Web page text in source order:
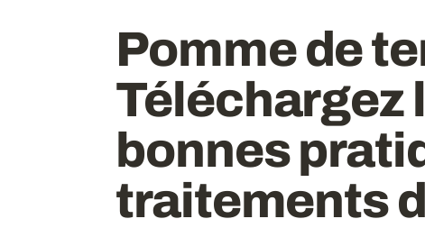
Pomme de
Téléchargez
bonnes
traitements